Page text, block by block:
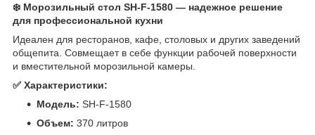
❄️ Морозильный стол SH-F-1580 — надежное решение
для профессиональной кухни
Идеален для ресторанов, кафе, столовых и других заведений
общепита. Совмещает в себе функции рабочей поверхности
и вместительной морозильной камеры.
✅ Характеристики:
Модель: SH-F-1580
Объем: 370 литров